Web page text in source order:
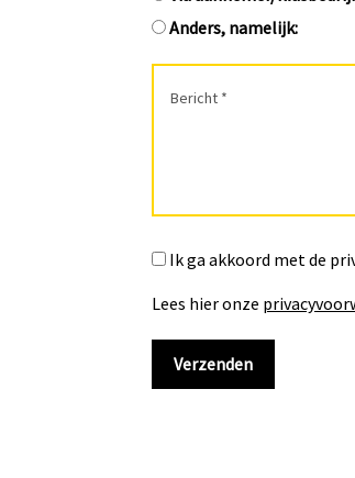
Anders, namelijk:
Ik ga akkoord met de
Lees hier onze